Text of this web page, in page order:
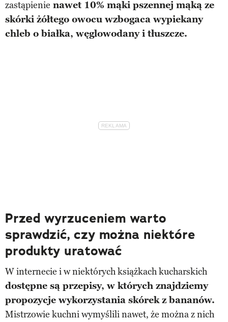
zastąpienie nawet 10% mąki pszennej mąką ze
skórki żółtego owocu wzbogaca wypiekany
chleb o białka, węglowodany i tłuszcze.
Przed wyrzuceniem warto
sprawdzić, czy można niektóre
produkty uratować
W internecie i w niektórych książkach kucharskich
dostępne są przepisy, w których znajdziemy
propozycje wykorzystania skórek z bananów.
Mistrzowie kuchni wymyślili nawet, że można z nich